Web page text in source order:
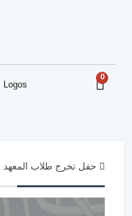
Logos
0
حفل تخرج طلاب